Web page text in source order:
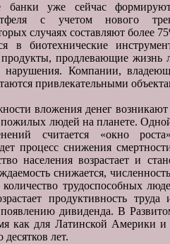
банки уже сейчас
с учетом нового
случаях составляют более
в биотехнические
продлевающие жизнь
Компании,
привлекательными
вложения денег возникают
людей на планете.
считается «окно
процесс снижения
населения возрастает и
снижается,
количество трудоспособных
продуктивность
дивиденда. В
как для Латинской Америки и
лет.